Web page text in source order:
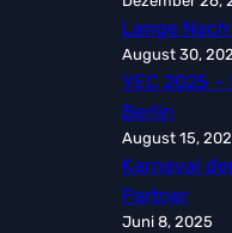
Lange
August 30,
YEC 2025
Berlin
August 15,
Karneval
Partner
Juni 8, 2025